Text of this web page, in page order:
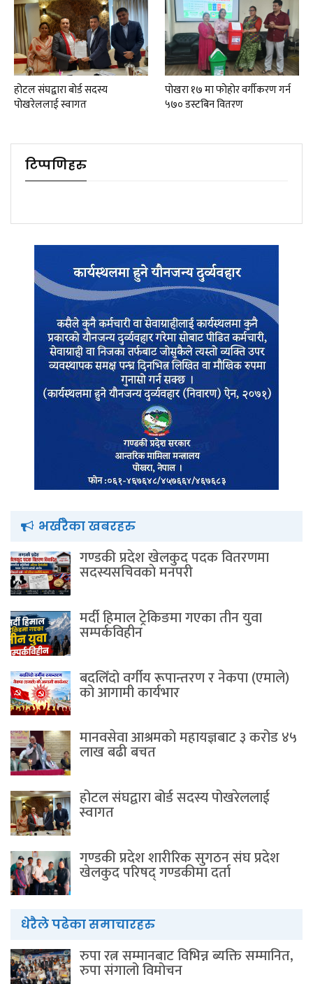
होटल संघद्वारा बोर्ड सदस्य
पोखरेललाई स्वागत
पाेखरा १७ मा फोहोर वर्गीकरण गर्न
५७० डस्टबिन वितरण
टिप्पणिहरु
भर्खरैका खबरहरु
गण्डकी प्रदेश खेलकुद पदक वितरणमा
सदस्यसचिवकाे मनपरी
मर्दी हिमाल ट्रेकिङमा गएका तीन युवा
सम्पर्कविहीन
बदलिँदो वर्गीय रूपान्तरण र नेकपा (एमाले)
को आगामी कार्यभार
मानवसेवा आश्रमकाे‌ महायज्ञबाट ३ करोड ४५
लाख बढी बचत
होटल संघद्वारा बोर्ड सदस्य पोखरेललाई
स्वागत
गण्डकी प्रदेश शारीरिक सुगठन संघ प्रदेश
खेलकुद परिषद् गण्डकीमा दर्ता
धेरैले पढेका समाचारहरु
रुपा रत्न सम्मानबाट विभिन्न ब्यक्ति सम्मानित,
रुपा संगालो विमोचन